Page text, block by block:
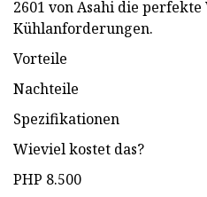
2601 von Asahi die
Kühlanforderungen.
Vorteile
Nachteile
Spezifikationen
Wieviel kostet das?
PHP 8.500